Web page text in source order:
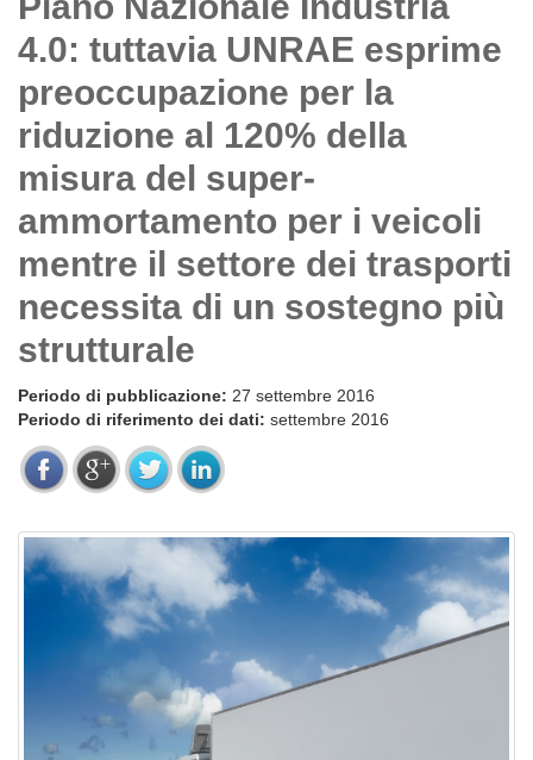
4.0: tuttavia UNRAE esprime
preoccupazione per la
riduzione al 120% della
misura del super-
ammortamento per i veicoli
mentre il settore dei trasporti
necessita di un sostegno più
strutturale
Periodo di pubblicazione: 27 settembre 2016
Periodo di riferimento dei dati: settembre 2016